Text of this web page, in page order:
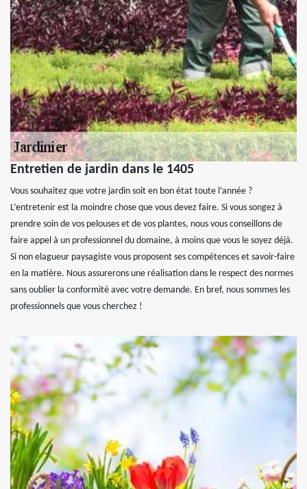
Entretien de jardin dans le 1405
Vous souhaitez que votre jardin soit en bon état toute l’année ?
L’entretenir est la moindre chose que vous devez faire. Si vous songez à
prendre soin de vos pelouses et de vos plantes, nous vous conseillons de
faire appel à un professionnel du domaine, à moins que vous le soyez déjà.
Si non elagueur paysagiste vous proposent ses compétences et savoir-faire
en la matière. Nous assurerons une réalisation dans le respect des normes
sans oublier la conformité avec votre demande. En bref, nous sommes les
professionnels que vous cherchez !